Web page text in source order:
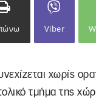
Viber
χωρίς
τμήμα της